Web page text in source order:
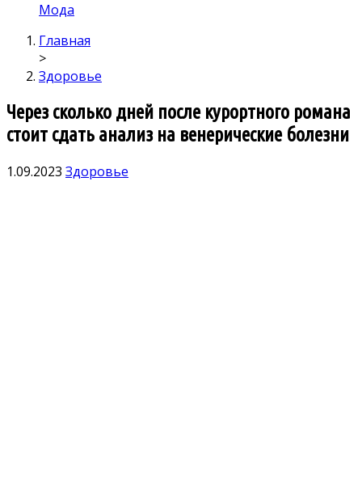
Мода
Главная
>
Здоровье
Через сколько дней после курортного романа
стоит сдать анализ на венерические болезни
1.09.2023 Здоровье